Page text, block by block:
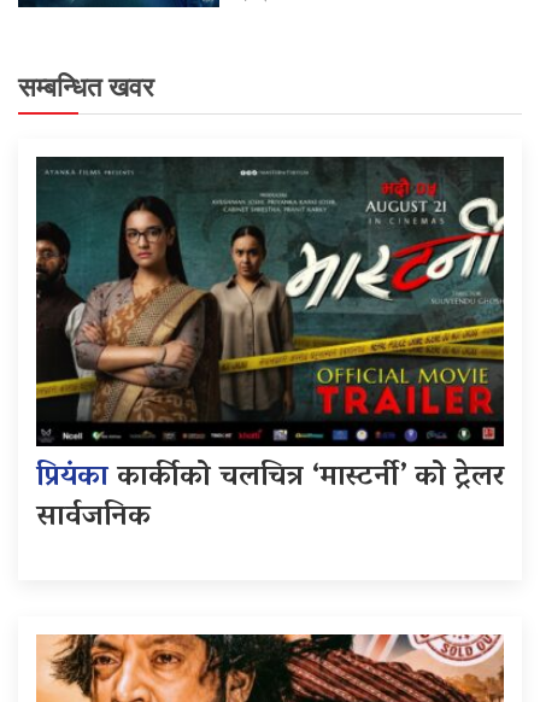
सम्बन्धित खवर
प्रियंकाकार्कीको चलचित्र ‘मास्टर्नी’ को ट्रेलर
सार्वजनिक